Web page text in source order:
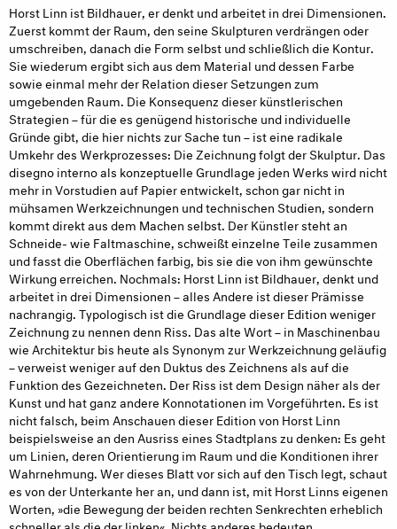
Horst Linn ist Bildhauer, er denkt und arbeitet in drei Dimensionen.
Zuerst kommt der Raum, den seine Skulpturen verdrängen oder
umschreiben, danach die Form selbst und schließlich die Kontur.
Sie wiederum ergibt sich aus dem Material und dessen Farbe
sowie einmal mehr der Relation dieser Setzungen zum
umgebenden Raum. Die Konsequenz dieser künstlerischen
Strategien – für die es genügend historische und individuelle
Gründe gibt, die hier nichts zur Sache tun – ist eine radikale
Umkehr des Werkprozesses: Die Zeichnung folgt der Skulptur. Das
disegno interno als konzeptuelle Grundlage jeden Werks wird nicht
mehr in Vorstudien auf Papier entwickelt, schon gar nicht in
mühsamen Werkzeichnungen und technischen Studien, sondern
kommt direkt aus dem Machen selbst. Der Künstler steht an
Schneide- wie Faltmaschine, schweißt einzelne Teile zusammen
und fasst die Oberflächen farbig, bis sie die von ihm gewünschte
Wirkung erreichen. Nochmals: Horst Linn ist Bildhauer, denkt und
arbeitet in drei Dimensionen – alles Andere ist dieser Prämisse
nachrangig. Typologisch ist die Grundlage dieser Edition weniger
Zeichnung zu nennen denn Riss. Das alte Wort – in Maschinenbau
wie Architektur bis heute als Synonym zur Werkzeichnung geläufig
– verweist weniger auf den Duktus des Zeichnens als auf die
Funktion des Gezeichneten. Der Riss ist dem Design näher als der
Kunst und hat ganz andere Konnotationen im Vorgeführten. Es ist
nicht falsch, beim Anschauen dieser Edition von Horst Linn
beispielsweise an den Ausriss eines Stadtplans zu denken: Es geht
um Linien, deren Orientierung im Raum und die Konditionen ihrer
Wahrnehmung. Wer dieses Blatt vor sich auf den Tisch legt, schaut
es von der Unterkante her an, und dann ist, mit Horst Linns eigenen
Worten, »die Bewegung der beiden rechten Senkrechten erheblich
schneller als die der linken«. Nichts anderes bedeuten